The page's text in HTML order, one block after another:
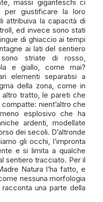
massi giganteschi ci
per giustificare la loro
attribuiva la capacità di
ed invece sono stati
di ghiaccio ai tempi
ai lati del sentiero
striate di rosso,
e giallo, come mai?
elementi separatisi a
della zona, come in
altro tratto, le pareti che
nient’altro che
esplosivo che ha
ardenti, modellate
dei secoli. D’altronde
gli occhi, l’impronta
e si limita a qualche
sentiero tracciato. Per il
Natura l’ha fatto, e
nessuna morfologia
una parte della